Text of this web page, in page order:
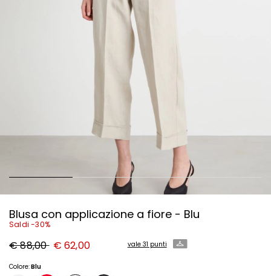
Blusa con applicazione a fiore - Blu
Saldi -30%
Prezzo
originale
88,00
€ 88,00 Nuovo
prezzo
€ 62,00 vale 31 punti
Colore:Blu